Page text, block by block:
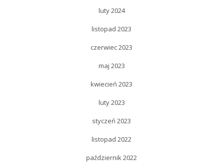
luty 2024
listopad 2023
czerwiec 2023
maj 2023
kwiecień 2023
luty 2023
styczeń 2023
listopad 2022
październik 2022